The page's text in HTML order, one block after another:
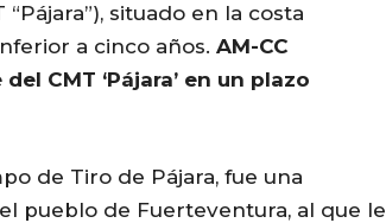
situado en la costa
a cinco años. AM-CC
CMT ‘Pájara’ en un plazo
de Tiro de Pájara, fue una
pueblo de Fuerteventura, al que le